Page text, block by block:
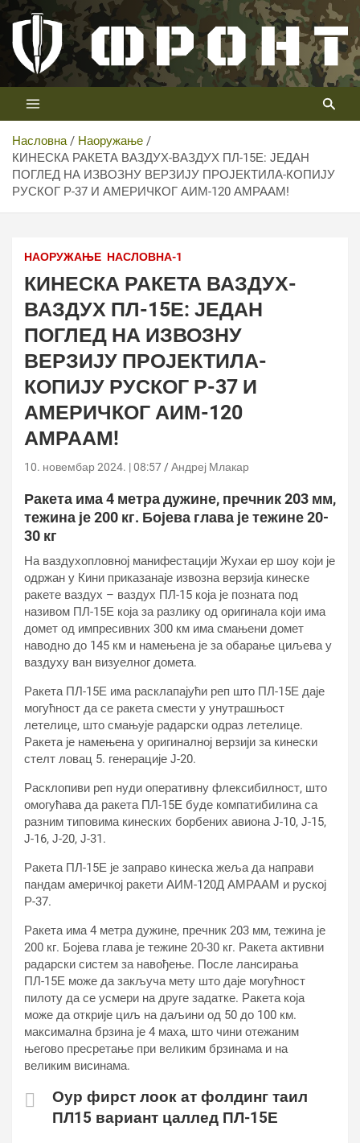
Скип
цонтент
Телевизија ФРОНТ
Први војни канал у Србији
Насловна
Наоружање
КИНЕСКА РАКЕТА ВАЗДУХ-ВАЗДУХ ПЛ-15Е: ЈЕДАН
ПОГЛЕД НА ИЗВОЗНУ ВЕРЗИЈУ ПРОЈЕКТИЛА-КОПИЈУ
РУСКОГ Р-37 И АМЕРИЧКОГ АИМ-120 АМРААМ!
НАОРУЖАЊЕ НАСЛОВНА-1
КИНЕСКА РАКЕТА ВАЗДУХ-
ВАЗДУХ ПЛ-15Е: ЈЕДАН
ПОГЛЕД НА ИЗВОЗНУ
ВЕРЗИЈУ ПРОЈЕКТИЛА-
КОПИЈУ РУСКОГ Р-37 И
АМЕРИЧКОГ АИМ-120
АМРААМ!
10. новембар 2024. | 08:57 Андреј Млакар
Ракета има 4 метра дужине, пречник 203 мм,
тежина је 200 кг. Бојева глава је тежине 20-
30 кг
На ваздухопловној манифестацији Жухаи ер шоу који је
одржан у Кини приказанаје извозна верзија кинеске
ракете ваздух – ваздух ПЛ-15 која је позната под
називом ПЛ-15Е која за разлику од оригинала који има
домет од импресивних 300 км има смањени домет
наводно до 145 км и намењена је за обарање циљева у
ваздуху ван визуелног домета.
Ракета ПЛ-15Е има расклапајући реп што ПЛ-15Е даје
могућност да се ракета смести у унутрашњост
летелице, што смањује радарски одраз летелице.
Ракета је намењена у оригиналној верзији за кинески
стелт ловац 5. генерације Ј-20.
Расклопиви реп нуди оперативну флексибилност, што
омогућава да ракета ПЛ-15Е буде компатибилина са
разним типовима кинеских борбених авиона Ј-10, Ј-15,
Ј-16, Ј-20, Ј-31.
Ракета ПЛ-15Е је заправо кинеска жеља да направи
пандам америчкој ракети АИМ-120Д АМРААМ и руској
Р-37.
Ракета има 4 метра дужине, пречник 203 мм, тежина је
200 кг. Бојева глава је тежине 20-30 кг. Ракета активни
радарски систем за навођење. После лансирања
ПЛ-15Е може да закључа мету што даје могућност
пилоту да се усмери на друге задатке. Ракета која
може да открије циљ на даљини од 50 до 100 км.
максимална брзина је 4 маха, што чини отежаним
његово пресретање при великим брзинама и на
великим висинама.
Оур фирст лоок ат фолдинг таил
ПЛ15 вариант цаллед ПЛ-15Е